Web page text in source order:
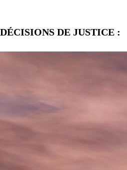
DÉCISIONS DE JUSTICE :